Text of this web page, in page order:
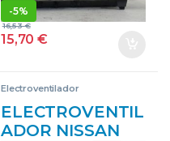
-5%
15,70€
16,53€
Electroventilador
ELECTROVENTIL
ADOR NISSAN